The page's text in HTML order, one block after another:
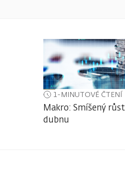
1-MINUTOVÉ ČTENÍ
Makro: Smíšený
dubnu